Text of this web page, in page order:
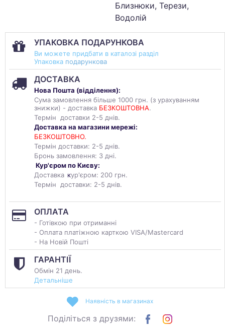
Близнюки, Терези,
Водолій
УПАКОВКА ПОДАРУНКОВА
Ви можете придбати в каталозі разділ
Упаковка подарункова
ДОСТАВКА
Нова Пошта (відділення):
Сума замовлення більше 1000 грн. (з урахуванням
знижки) - доставка БЕЗКОШТОВНА.
Термін доставки 2-5 днів.
Доставка на магазини мережі:
БЕЗКОШТОВНО.
Термін доставки: 2-5 днів.
Бронь замовлення: 3 дні.
Кур'єром по Києву:
Доставка кур'єром: 200 грн.
Термін доставки: 2-5 днів.
ОПЛАТА
- Готівкою при отриманні
- Оплата платіжною карткою VISA/Mastercard
- На Новій Пошті
ГАРАНТІЇ
Обмін 21 день.
Детальніше
Наявність в магазинах
Поділіться з друзями: